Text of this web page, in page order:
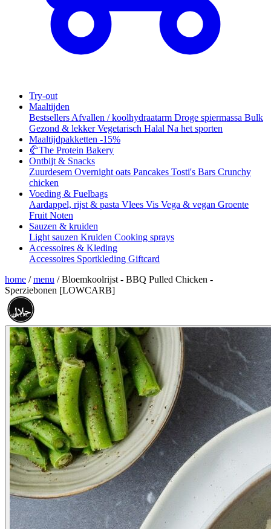
Try-out
Maaltijden
Bestsellers Afvallen / koolhydraatarm Droge spiermassa Bulk
Gezond & lekkerVegetarisch Halal Na het sporten
Maaltijdpakketten -15%
🥐The Protein Bakery
Ontbijt & Snacks
Zuurdesem Overnight oats Pancakes Tosti's Bars Crunchy
chicken
Voeding & Fuelbags
Aardappel, rijst & pasta Vlees Vis Vega & vegan Groente
Fruit Noten
Sauzen & kruiden
Light sauzen Kruiden Cooking sprays
Accessoires & Kleding
Accessoires Sportkleding Giftcard
home / menu / Bloemkoolrijst - BBQ Pulled Chicken -
Sperziebonen [LOWCARB]
حلال
HALAL